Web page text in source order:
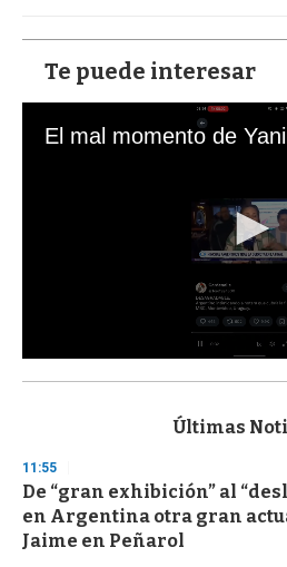
Te puede interesar
s
d
s
o
f
3
Últimas
11:55
De “gran exhibición” al
en Argentina otra gran
Jaime en Peñarol